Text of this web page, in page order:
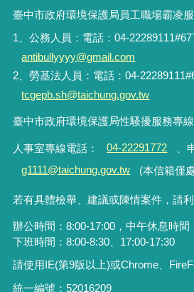
臺中市政府環境保護局員工職場霸凌
1、公務人員：電話：04-
antibullyyyy@gmail.com
2、勞基法人員：電話：04-
tcgepb.sh@taichung.gov.tw
臺中市政府環境保護局性騷擾服務專線
人事室專線電話： 04-22291772 、
g1111@taichung.gov.tw
(本信箱僅
若有具體檢舉、建議或陳情案件，請
辦公時間：8:00-17:00，中午休息時間
下班時間：8:00-8:30、17:00-17:30
請使用IE(第9版以上)或Chrome、
統一編號：52016209